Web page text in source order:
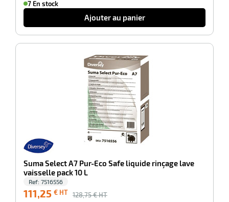
7 En stock
Ajouter au panier
Suma Select A7 Pur-Eco Safe liquide rinçage lave
vaisselle pack 10 L
Ref: 7516556
111,25 € HT 128,75 € HT